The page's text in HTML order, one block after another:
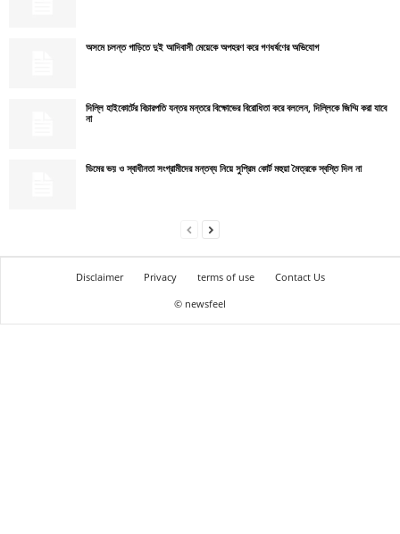
অসমে চলন্ত গাড়িতে দুই আদিবাসী মেয়েকে অপহরণ করে গণধর্ষণের অভিযোগ
দিল্লি হাইকোর্টের বিচারপতি যন্তর মন্তরে বিক্ষোভের বিরোধিতা করে বললেন, দিল্লিকে জিম্মি করা যাবে
না
ডিমের ভয় ও স্বাধীনতা সংগ্রামীদের মন্তব্য নিয়ে সুপ্রিম কোর্ট মহুয়া মৈত্রকে স্বস্তি দিল না
Disclaimer Privacy terms of use
Contact Us
© newsfeel